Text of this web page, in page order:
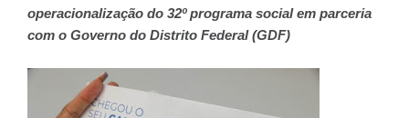
operacionalização do 32º programa social em parceria
com o Governo do Distrito Federal (GDF)